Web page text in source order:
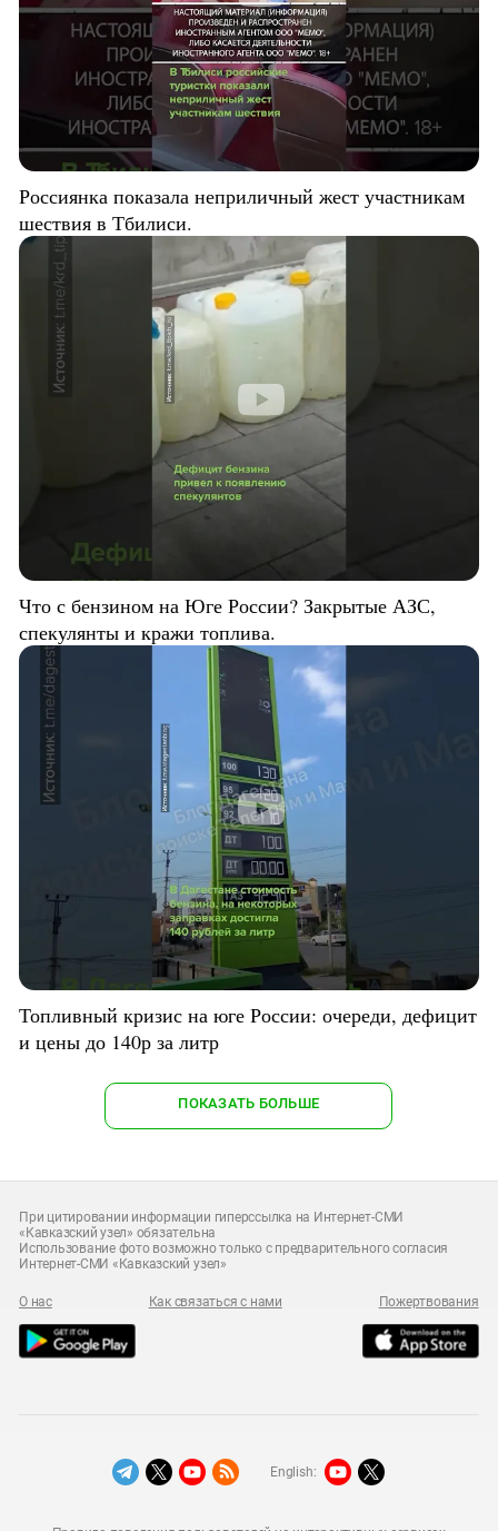
Россиянка показала неприличный жест участникам
шествия в Тбилиси.
Что с бензином на Юге России? Закрытые АЗС,
спекулянты и кражи топлива.
Топливный кризис на юге России: очереди, дефицит
и цены до 140р за литр
ПОКАЗАТЬ БОЛЬШЕ
При цитировании информации гиперссылка на Интернет-СМИ
«Кавказский узел» обязательна
Использование фото возможно только с предварительного согласия
Интернет-СМИ «Кавказский узел»
О нас Как связаться с нами Пожертвования
English: